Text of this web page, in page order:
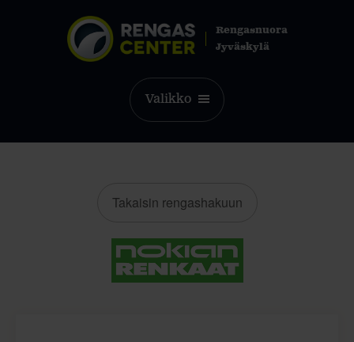
Rengasnuora
Jyväskylä
Valikko
Takaisin rengashakuun